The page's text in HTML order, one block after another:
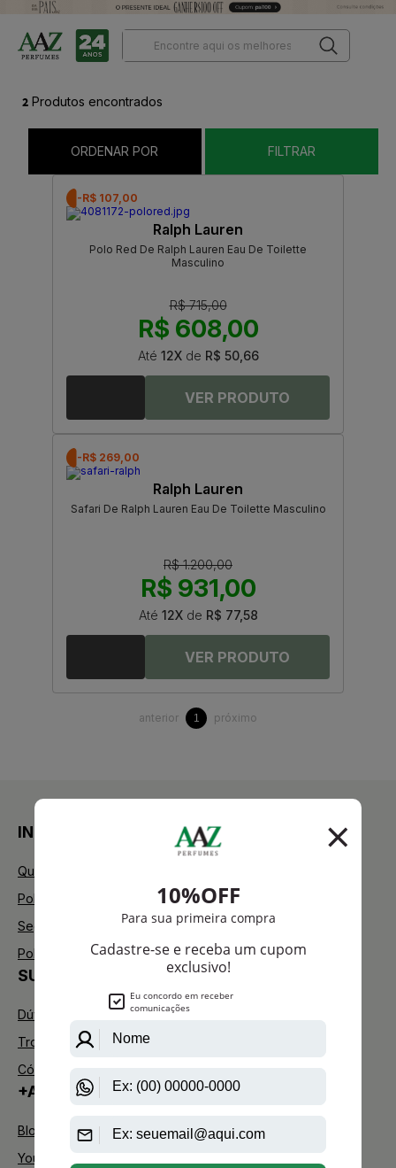
2 Produtos encontrados
ORDENAR POR FILTRAR
-R$ 107,00
Ralph Lauren
Polo Red De Ralph Lauren Eau De Toilette
Masculino
R$ 715,00
R$ 608,00
Até 12Xde R$ 50,66
-R$ 269,00
Ralph Lauren
Safari De Ralph Lauren Eau De Toilette Masculino
R$ 1.200,00
R$ 931,00
Até 12Xde R$ 77,58
anterior 1 próximo
INSTITUCIONAL
Quem Somos
Política de Privacidade
Segurança
Política de Troca
SUPORTE
Dúvidas Frequentes
Trocas e Devoluções
Código de defesa do consumidor
+AAZ PERFUMES
Blog
Youtube